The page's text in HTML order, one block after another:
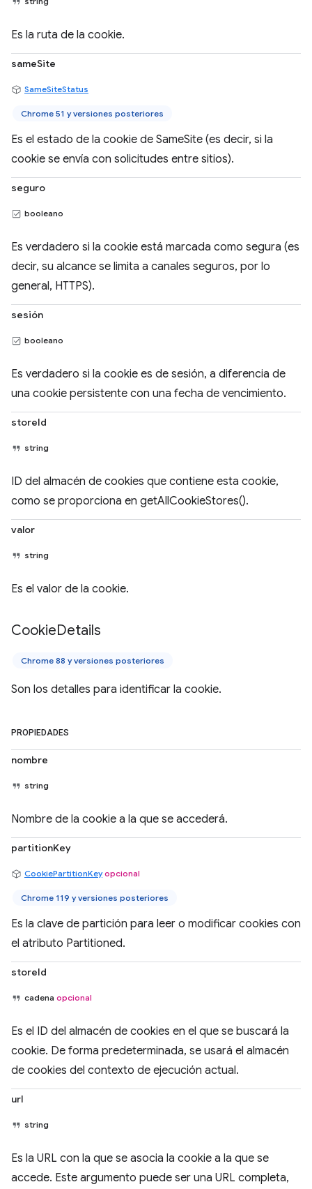
Es la ruta de la cookie.
sameSite
SameSiteStatus
Chrome 51 y versiones posteriores
Es el estado de la cookie de SameSite (es decir, si la
cookie se envía con solicitudes entre sitios).
seguro
booleano
Es verdadero si la cookie está marcada como segura (es
decir, su alcance se limita a canales seguros, por lo
general, HTTPS).
sesión
booleano
Es verdadero si la cookie es de sesión, a diferencia de
una cookie persistente con una fecha de vencimiento.
storeId
string
ID del almacén de cookies que contiene esta cookie,
como se proporciona en getAllCookieStores().
valor
string
Es el valor de la cookie.
CookieDetails
Chrome 88 y versiones posteriores
Son los detalles para identificar la cookie.
PROPIEDADES
nombre
string
Nombre de la cookie a la que se accederá.
partitionKey
CookiePartitionKey opcional
Chrome 119 y versiones posteriores
Es la clave de partición para leer o modificar cookies con
el atributo Partitioned.
storeId
cadena opcional
Es el ID del almacén de cookies en el que se buscará la
cookie. De forma predeterminada, se usará el almacén
de cookies del contexto de ejecución actual.
url
string
Es la URL con la que se asocia la cookie a la que se
accede. Este argumento puede ser una URL completa,